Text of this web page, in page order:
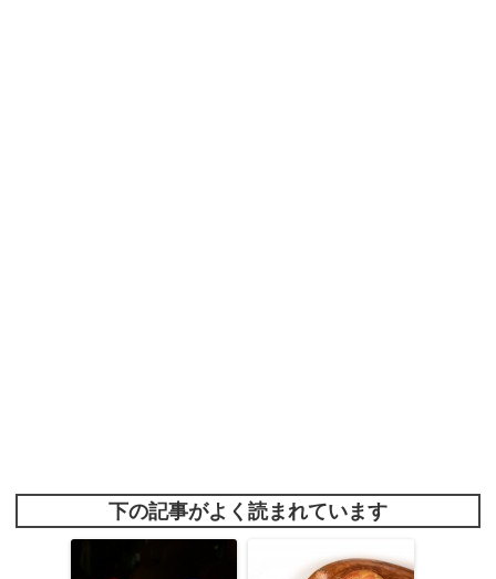
下の記事がよく読まれています